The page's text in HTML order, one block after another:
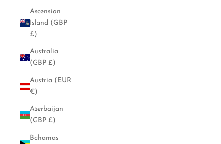
Ascension
Island (GBP
£)
Australia
(GBP £)
Austria (EUR
€)
Azerbaijan
(GBP £)
Bahamas